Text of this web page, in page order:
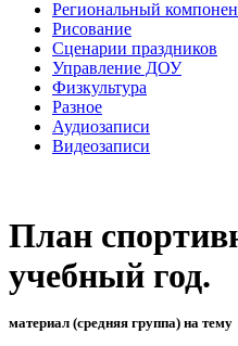
Региональный
Рисование
Сценарии праздников
Управление ДОУ
Физкультура
Разное
Аудиозаписи
Видеозаписи
План
учебный год.
материал (средняя группа) на тему